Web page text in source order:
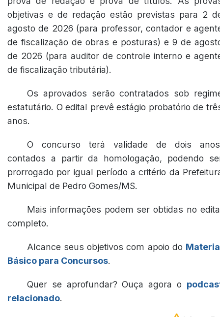
objetivas e de redação estão previstas para 2
agosto de 2026 (para professor, contador e
de fiscalização de obras e posturas) e 9 de
de 2026 (para auditor de controle interno e
de fiscalização tributária).
Os aprovados serão contratados sob
estatutário. O edital prevê estágio probatório de
anos.
O concurso terá validade de dois
contados a partir da homologação, podendo
prorrogado por igual período a critério da
Municipal de Pedro Gomes/MS.
Mais informações podem ser obtidas no
completo.
Alcance seus objetivos com apoio do
Básico para Concursos.
Quer se aprofundar? Ouça agora o
relacionado.